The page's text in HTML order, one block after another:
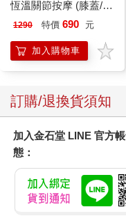
陳鈞浩眨了眨眼，發自
陳媽媽愣了一下，沒想到
了，最近隨時都要搬走
陳鈞浩嘆了口氣，喃喃自
久……」
於是打趣地問：「你該不
「哈？」陳鈞浩被這莫
「那你突然想留下的原
陳鈞浩抓了抓頭，似乎
「哪個人？」
「妳老公啊。」
陳媽媽一聽完，隨即「啪
恆溫關節按摩 (膝蓋/
肩/手肘通用) 無線充電
膝熱敷 【單入組】
1290 特價 690 元
加入購物車
訂購/退換貨須知
加入金石堂 LINE 官方
態：